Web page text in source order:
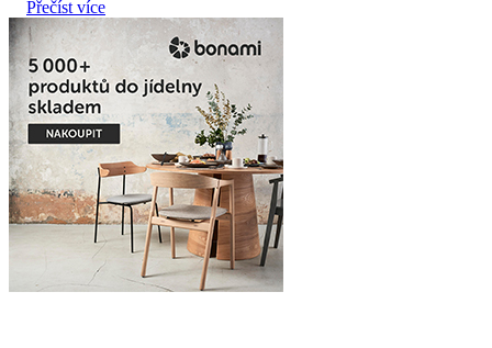
Přečíst více